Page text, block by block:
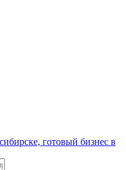
готовый бизнес в